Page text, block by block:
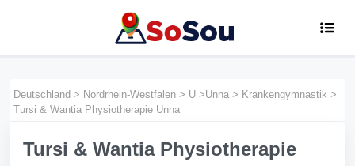
Deutschland > Nordrhein-Westfalen > U >Unna > Krankengymnastik >
Tursi & Wantia Physiotherapie Unna
Tursi & Wantia Physiotherapie